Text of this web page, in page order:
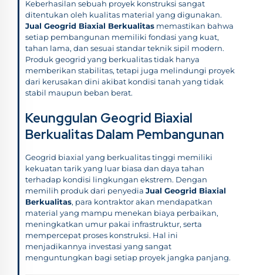
Keberhasilan sebuah proyek konstruksi sangat
ditentukan oleh kualitas material yang digunakan.
Jual Geogrid Biaxial Berkualitas memastikan bahwa
setiap pembangunan memiliki fondasi yang kuat,
tahan lama, dan sesuai standar teknik sipil modern.
Produk geogrid yang berkualitas tidak hanya
memberikan stabilitas, tetapi juga melindungi proyek
dari kerusakan dini akibat kondisi tanah yang tidak
stabil maupun beban berat.
Keunggulan Geogrid Biaxial
Berkualitas Dalam Pembangunan
Geogrid biaxial yang berkualitas tinggi memiliki
kekuatan tarik yang luar biasa dan daya tahan
terhadap kondisi lingkungan ekstrem. Dengan
memilih produk dari penyedia Jual Geogrid Biaxial
Berkualitas, para kontraktor akan mendapatkan
material yang mampu menekan biaya perbaikan,
meningkatkan umur pakai infrastruktur, serta
mempercepat proses konstruksi. Hal ini
menjadikannya investasi yang sangat
menguntungkan bagi setiap proyek jangka panjang.